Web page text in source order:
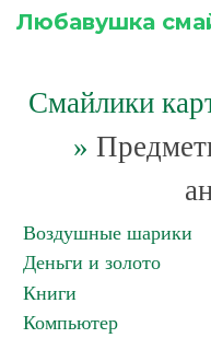
Любавушка
Смайлики
»
Воздушные шарики
Деньги и золото
Книги
Компьютер